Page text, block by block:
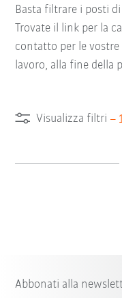
Basta filtrare i posti
Trovate il link per la
contatto per le
lavoro, alla fine della
Visualizza filtri –
Abbonati alla